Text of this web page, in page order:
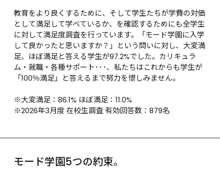
教育をより良くするために、そして学生たちが学費の対価
として満足して学べているか、を確認するためにも全学生
に対して満足度調査を行っています。「モード学園に入学
して良かったと思いますか？」という問いに対し、大変満
足、ほぼ満足と答える学生が97.2%でした。カリキュラ
ム・就職・各種サポート･･･、私たちはこれからも学生が
「100％満足」と答えるまで努力を惜しみません。
※大変満足：86.1% ほぼ満足：11.0%
※2026年3月度 在校生調査 有効回答数：879名
モード学園5つの約束。